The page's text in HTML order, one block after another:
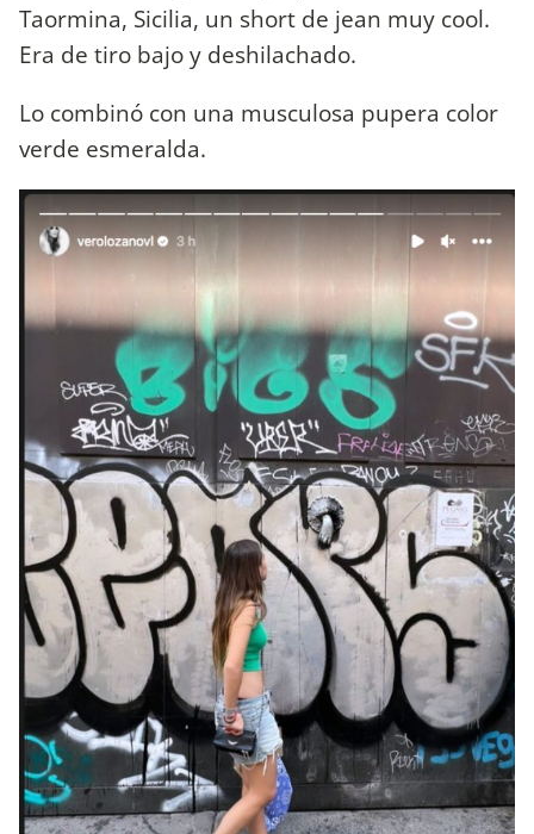
Taormina, Sicilia, un short de jean muy cool.
Era de tiro bajo y deshilachado.
Lo combinó con una musculosa pupera color
verde esmeralda.